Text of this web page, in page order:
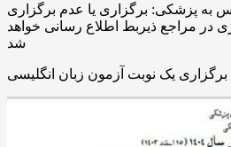
پزشکی: برگزاری یا عدم برگزاری
در مراجع ذیربط اطلاع رسانی خواهد
شد